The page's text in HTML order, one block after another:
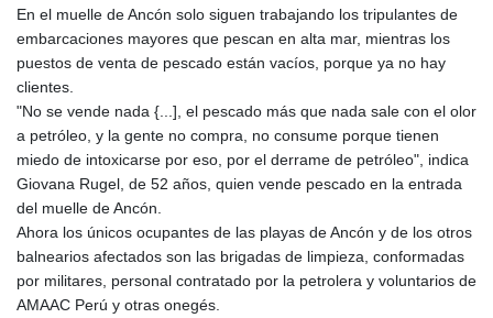
MNT 4157.025473
MOP 9.319937
MRU 46.258492
MVR 17.849421
MWK 2000.294776
MXN 19.917441
MYR 4.722435
NAD 18.925383
NGN 1572.905055
NIO 42.454848
En el muelle de Ancón solo siguen trabajando los tripulantes de
embarcaciones mayores que pescan en alta mar, mientras los
puestos de venta de pescado están vacíos, porque ya no hay
clientes.
"No se vende nada {...], el pescado más que nada sale con el olor
a petróleo, y la gente no compra, no consume porque tienen
miedo de intoxicarse por eso, por el derrame de petróleo", indica
Giovana Rugel, de 52 años, quien vende pescado en la entrada
del muelle de Ancón.
Ahora los únicos ocupantes de las playas de Ancón y de los otros
balnearios afectados son las brigadas de limpieza, conformadas
por militares, personal contratado por la petrolera y voluntarios de
AMAAC Perú y otras onegés.